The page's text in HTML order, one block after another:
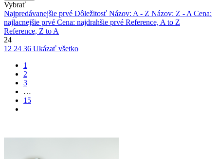
Vybrať
Najpredávanejšie prvé Dôležitosť Názov: A - Z Názov: Z - ACena:
najlacnejšie prvé Cena: najdrahšie prvé Reference, A to Z
Reference, Z to A
24
12 24 36 Ukázať všetko
1
2
3
…
15